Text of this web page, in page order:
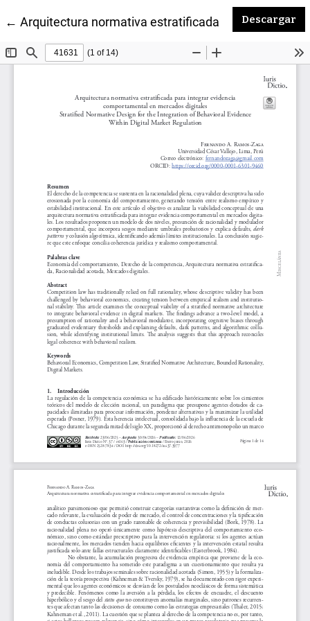
←Volver a los detalles del artículo
Arquitectura normativa estratificada para integrar
Descargar